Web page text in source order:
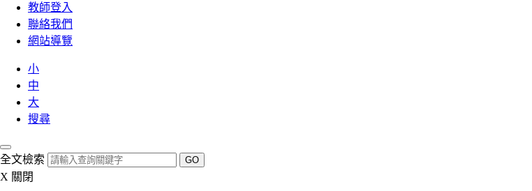
教師登入
聯絡我們
網站導覽
小
中
大
搜尋
全文檢索 GO
X 關閉